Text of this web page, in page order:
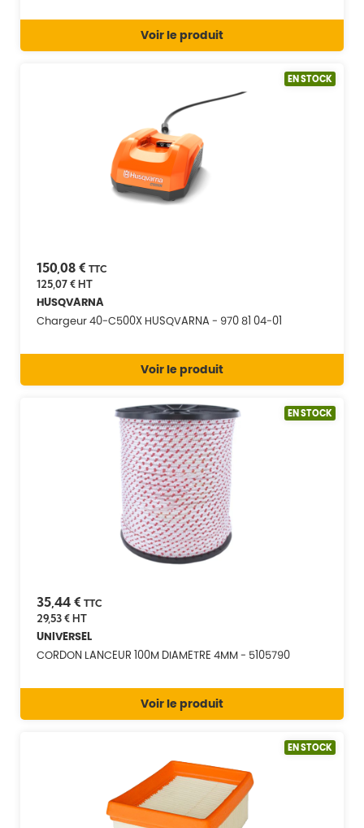
Voir le produit
EN STOCK
150,08 € TTC
125,07 €HT
HUSQVARNA
Chargeur 40-C500X HUSQVARNA - 970 81 04-01
Voir le produit
EN STOCK
35,44 € TTC
29,53 €HT
UNIVERSEL
CORDON LANCEUR 100M DIAMETRE 4MM - 5105790
Voir le produit
EN STOCK